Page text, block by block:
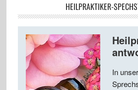
HEILPRAKTIKER-
In